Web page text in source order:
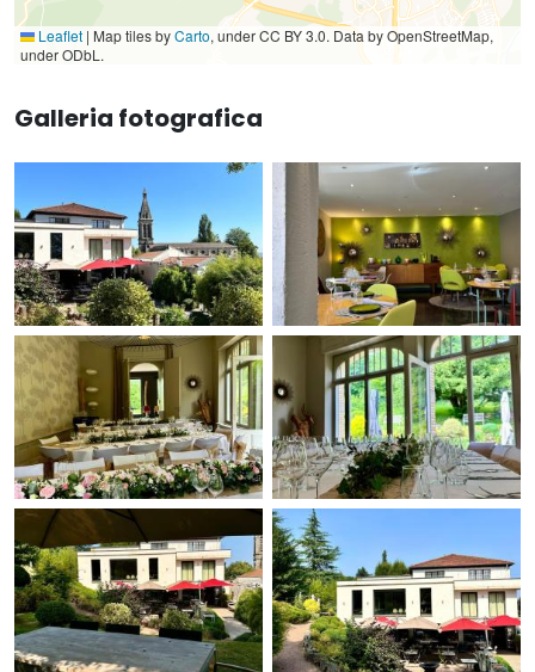
Leaflet | Map tiles byCarto, under CC BY 3.0. Data by OpenStreetMap,
under ODbL.
Galleria fotografica